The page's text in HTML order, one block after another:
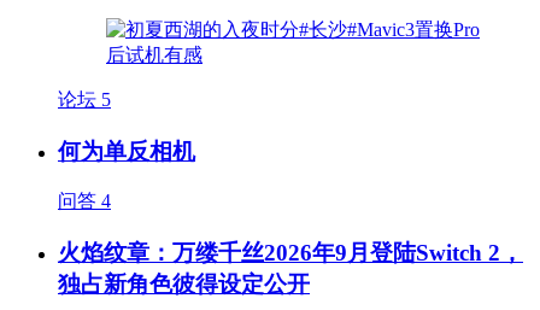
论坛 5
何为单反相机
问答 4
火焰纹章：万缕千丝2026年9月登陆Switch 2，
独占新角色彼得设定公开